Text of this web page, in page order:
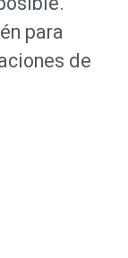
para
de